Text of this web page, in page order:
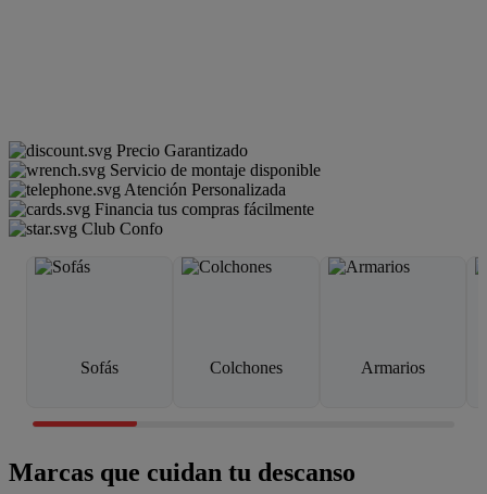
Precio Garantizado
Servicio de montaje disponible
Atención Personalizada
Financia tus compras fácilmente
Club Confo
Sofás Colchones Armarios
Marcas que cuidan tu descanso